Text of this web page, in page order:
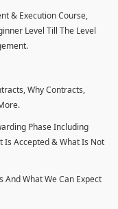
& Execution Course,
Level Till The Level
Why Contracts,
Phase Including
Is Accepted & What Is Not
And What We Can Expect